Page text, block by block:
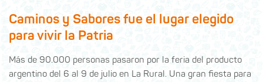
Caminos y Sabores fue el lugar elegido
para vivir la Patria
Más de 90.000 personas pasaron por la feria del producto
argentino del 6 al 9 de julio en La Rural. Una gran fiesta para